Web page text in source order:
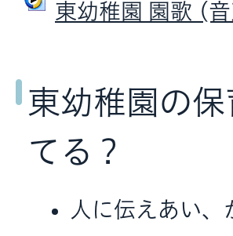
東幼稚園 園歌 (
東幼稚園の
てる？
人に伝えあい